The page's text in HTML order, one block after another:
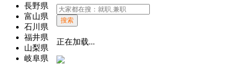
長野県
富山県
石川県
福井県
山梨県
岐阜県
搜索
正在加载...